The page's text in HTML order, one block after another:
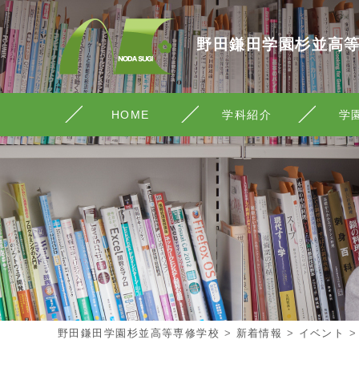
野田鎌田学園杉並高
HOME 学科紹介 学
野田鎌田学園杉並高等専修学校 > 新着情報 > イベント >